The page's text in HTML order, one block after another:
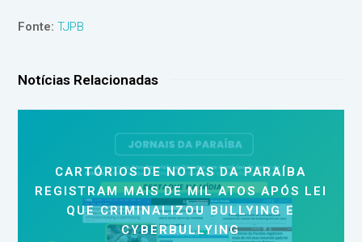
Fonte: TJPB
Notícias Relacionadas
CARTÓRIOS DE NOTAS DA PARAÍBA
REGISTRAM MAIS DE MIL ATOS APÓS LEI
QUE CRIMINALIZOU BULLYING E
CYBERBULLYING